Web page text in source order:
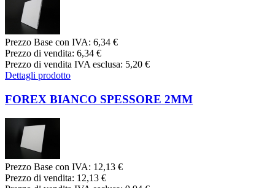
Prezzo Base con IVA: 6,34 €
Prezzo di vendita: 6,34 €
Prezzo di vendita IVA esclusa: 5,20 €
Dettagli prodotto
FOREX BIANCO SPESSORE 2MM
Prezzo Base con IVA: 12,13 €
Prezzo di vendita: 12,13 €